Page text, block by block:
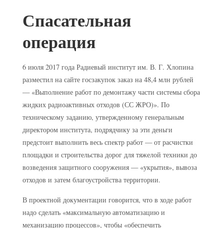
Спасательная
операция
6 июля 2017 года Радиевый институт им. В. Г. Хлопина
разместил на сайте госзакупок заказ на 48,4 млн рублей
— «Выполнение работ по демонтажу части системы сбора
жидких радиоактивных отходов (СС ЖРО)». По
техническому заданию, утвержденному генеральным
директором института, подрядчику за эти деньги
предстоит выполнить весь спектр работ — от расчистки
площадки и строительства дорог для тяжелой техники до
возведения защитного сооружения — «укрытия», вывоза
отходов и затем благоустройства территории.
В проектной документации говорится, что в ходе работ
надо сделать «максимальную автоматизацию и
механизацию процессов», чтобы «обеспечить